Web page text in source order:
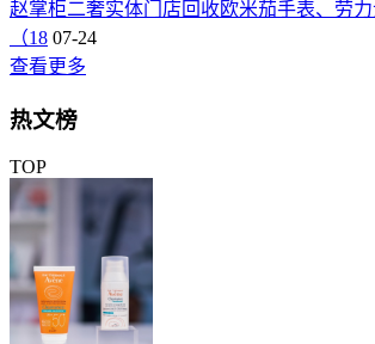
赵掌柜二奢实体门店回收欧米茄手表、劳
（18 07-24
查看更多
热文榜
TOP